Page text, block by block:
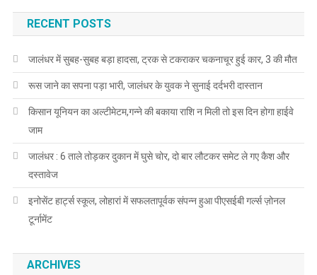
RECENT POSTS
जालंधर में सुबह-सुबह बड़ा हादसा, ट्रक से टकराकर चकनाचूर हुई कार, 3 की मौत
रूस जाने का सपना पड़ा भारी, जालंधर के युवक ने सुनाई दर्दभरी दास्तान
किसान यूनियन का अल्टीमेटम,गन्ने की बकाया राशि न मिली तो इस दिन होगा हाईवे
जाम
जालंधर : 6 ताले तोड़कर दुकान में घुसे चोर, दो बार लौटकर समेट ले गए कैश और
दस्तावेज
इनोसेंट हार्ट्स स्कूल, लोहारां में सफलतापूर्वक संपन्न हुआ पीएसईबी गर्ल्स ज़ोनल
टूर्नामेंट
ARCHIVES